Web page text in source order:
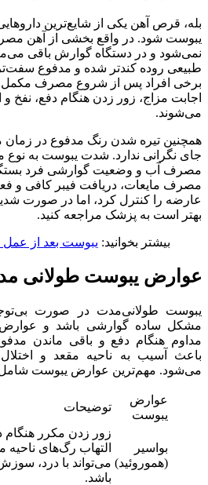
بله، قرص آهن یکی از شایع‌ترین
یبوست شود. در واقع بخشی از آهن
نمی‌شود و در دستگاه گوارش باقی
طبیعی روده کندتر شده و مدفوع
برخی افراد پس از شروع مصرف مکمل
اجابت مزاج، زور زدن هنگام دفع،
می‌شوند.
همچنین تیره شدن رنگ مدفوع در
جای نگرانی ندارد. شدت یبوست به
مصرف آب و وضعیت گوارشی فرد بستگی
مصرف مایعات، دریافت فیبر کافی و
عارضه را کنترل کرد، اما در صورت
بهتر است به پزشک مراجعه کنید.
بیشتر بخوانید: یبوست بعد از
عوارض یبوست طولانی
یبوست طولانی‌مدت در صورت
مشکل ساده گوارشی باشد و عوارض
مداوم هنگام دفع و باقی ماندن
باعث آسیب به ناحیه مقعد و
می‌شود. مهم‌ترین عوارض یبوست
عوارض
یبوست
توضیحات
بواسیر
(هموروئید)
زور زدن مکرر هنگام
التهاب رگ‌های
می‌تواند با درد،
باشد.